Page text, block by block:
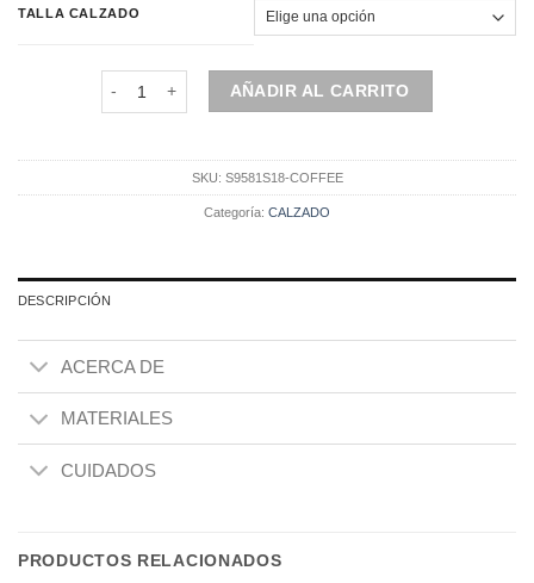
$190.000.
TALLA CALZADO
Zapato | Derby | Cuero Café | S9581S18-COFFEE cantidad
AÑADIR AL CARRITO
SKU: S9581S18-COFFEE
Categoría: CALZADO
DESCRIPCIÓN
ACERCA DE
MATERIALES
CUIDADOS
PRODUCTOS RELACIONADOS